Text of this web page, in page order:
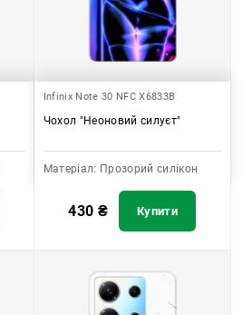
Infinix Note 30 NFC X6833B
Чохол "Неоновий силуєт"
Матеріал: Прозорий силікон
430 ₴ Купити